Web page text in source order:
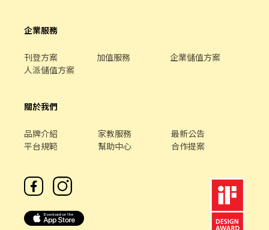
企業服務
刊登方案 加值服務
企業儲值方案
人派儲值方案
關於我們
品牌介紹 家教服務
最新公告
平台規範
幫助中心 合作提案